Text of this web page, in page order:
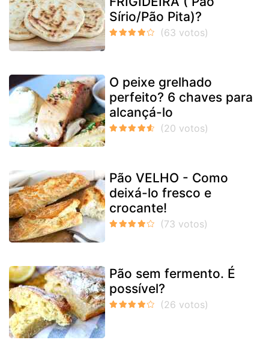
Sírio/Pão Pita)?
O peixe grelhado
perfeito? 6 chaves para
alcançá-lo
Pão VELHO - Como
deixá-lo fresco e
crocante!
Pão sem fermento. É
possível?